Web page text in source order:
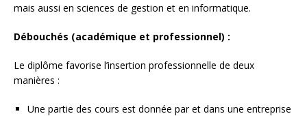
mais aussi en sciences de gestion et en informatique.
Débouchés (académique et professionnel) :
Le diplôme favorise l’insertion professionnelle de deux
manières :
Une partie des cours est donnée par et dans une entreprise